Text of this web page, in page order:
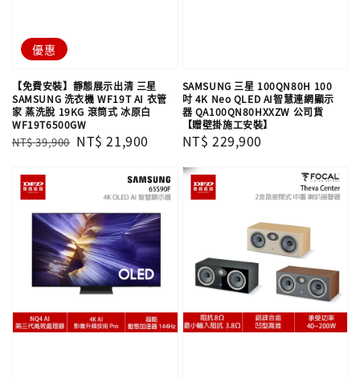
優惠
【免費安裝】靜態展示出清 三星
SAMSUNG 洗衣機 WF19T AI 衣管
家 蒸洗脫 19KG 滾筒式 冰原白
WF19T6500GW
Regular
NT$ 39,900 Sale
NT$ 21,900
SAMSUNG 三星 100QN80H 100
吋 4K Neo QLED AI智慧連網顯示
器 QA100QN80HXXZW 公司貨
【贈壁掛施工安裝】
Regular
NT$ 229,900